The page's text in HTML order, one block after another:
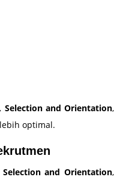
and Orientation,
optimal.
and Orientation,